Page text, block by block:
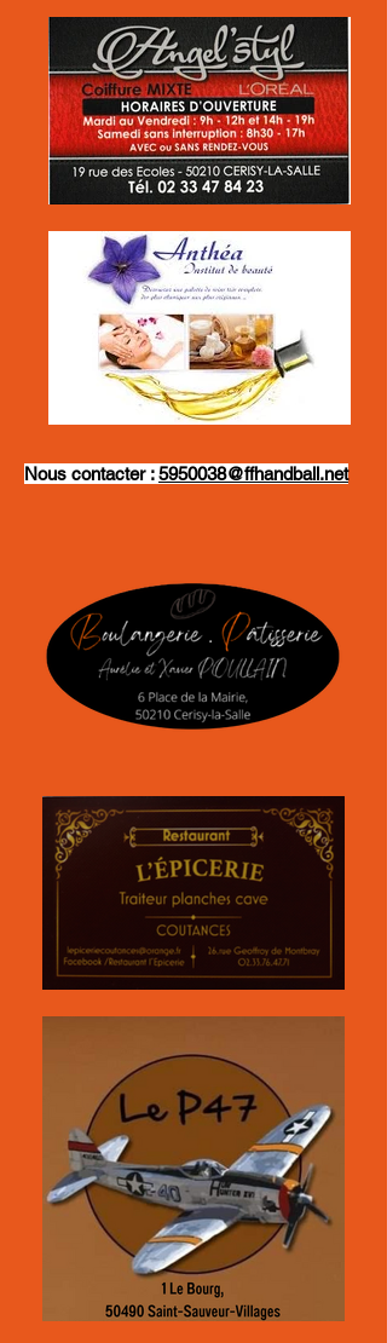
Nous contacter :5950038@ffhandball.net